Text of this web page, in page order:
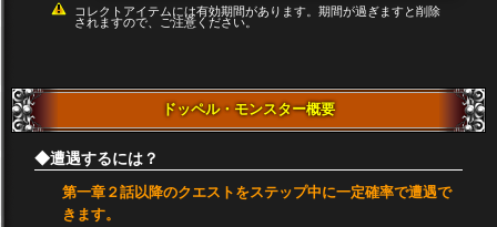
コレクトアイテムには有効期間があります。期間が過ぎますと削除
されますので、ご注意ください。
ドッペル・モンスター概要
◆遭遇するには？
第一章２話以降のクエストをステップ中に一定確率で遭遇で
きます。